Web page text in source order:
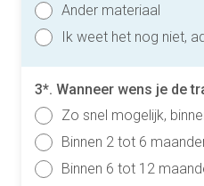
Ander materiaal
Ik weet het nog niet,
3*. Wanneer wens je de
Zo snel mogelijk,
Binnen 2 tot 6
Binnen 6 tot 12